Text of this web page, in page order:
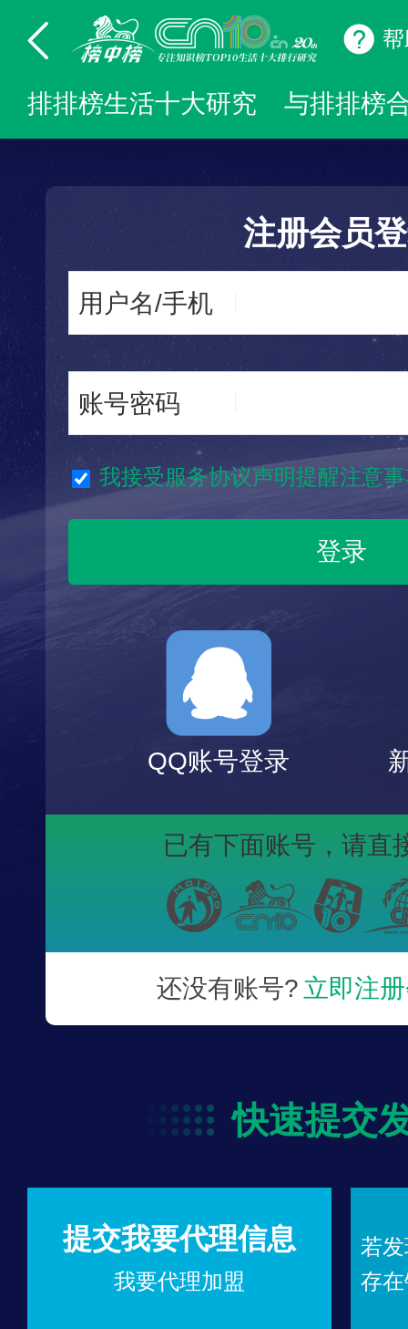
排排榜生活十大研究 与排排榜
注册会员
用户名/手机
账号密码
我接受服务协议声明提醒注意
QQ账号登录
已有下面账号， 请直
还没有账号? 立即注
快速提交
提交我要代理信息
我要代理加盟
若
存